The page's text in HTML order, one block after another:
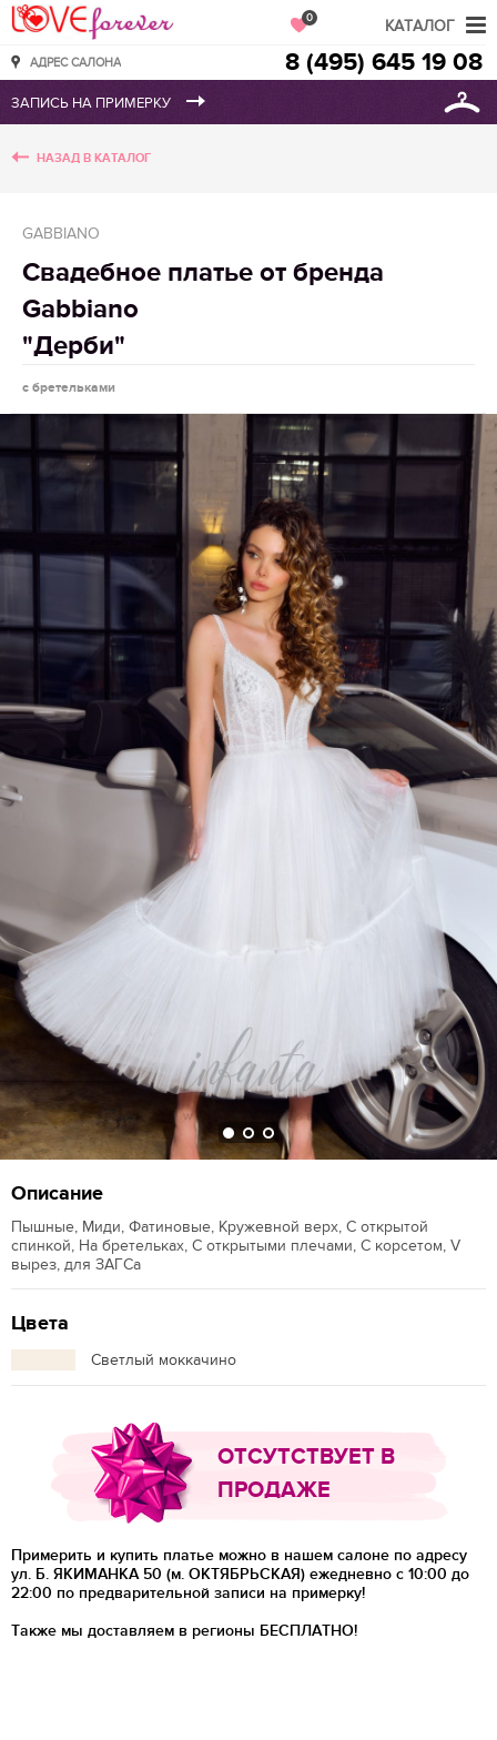
Love Forever
АДРЕС САЛОНА
0
8 (495) 645 19 08
НАЗАД В КАТАЛОГ
GABBIANO
Свадебное платье от бренда
Gabbiano
"Дерби"
с бретельками
Описание
Пышные, Миди, Фатиновые, Кружевной верх, С открытой
спинкой, На бретельках, С открытыми плечами, С корсетом, V
вырез, для ЗАГСа
Цвета
Светлый моккачино
ОТСУТСТВУЕТ В
ПРОДАЖЕ
Примерить и купить платье можно в нашем салоне по адресу
ул. Б. ЯКИМАНКА 50 (м. ОКТЯБРЬСКАЯ) ежедневно с 10:00 до
22:00 по предварительной записи на примерку!
Также мы доставляем в регионы БЕСПЛАТНО!
КАТАЛОГ